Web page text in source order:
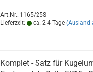
Art.Nr.: 1165/25S
Lieferzeit:
ca. 2-4 Tage (Ausland
Komplet - Satz für